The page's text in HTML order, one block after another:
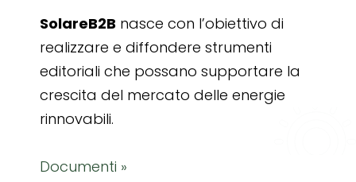
SolareB2B nasce con l’obiettivo di
realizzare e diffondere strumenti
editoriali che possano supportare la
crescita del mercato delle energie
rinnovabili.
Documenti »